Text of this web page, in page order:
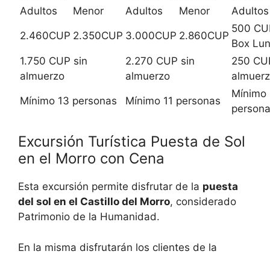
Adultos
Menor Adultos Menor Adultos
2.460CUP 2.350CUP 3.000CUP 2.860CUP
500
Box
1.750 CUP sin
almuerzo
2.270 CUP sin
almuerzo
250
Mínimo 13 personas Mínimo 11 personas
Mínimo
Excursión Turística Puesta de Sol
en el Morro con Cena
Esta excursión permite disfrutar de la puesta
del sol en el Castillo del Morro, considerado
Patrimonio de la Humanidad.
En la misma disfrutarán los clientes de la